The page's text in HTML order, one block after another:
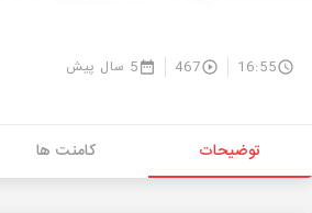
16:55
467 5 سال پیش
توضیحات کامنت ها